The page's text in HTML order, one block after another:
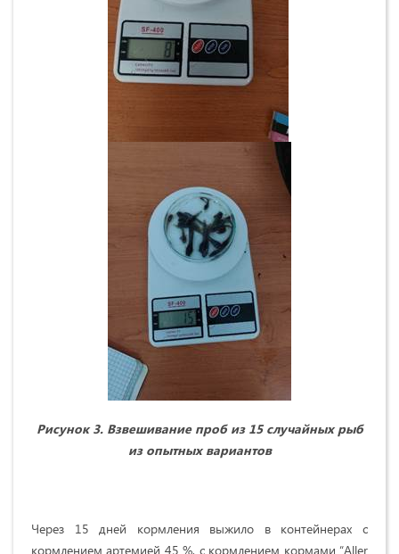
Рисунок 3. Взвешивание проб из 15 случайных рыб
из опытных вариантов
Через 15 дней кормления выжило в контейнерах с
кормлением артемией 45 %, с кормлением кормами “Aller